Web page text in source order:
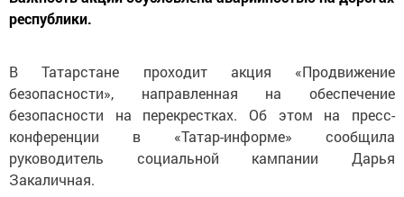
республики.
В Татарстане проходит акция «Продвижение
безопасности», направленная на обеспечение
безопасности на перекрестках. Об этом на пресс-
конференции в «Татар-информе» сообщила
руководитель социальной кампании Дарья
Закаличная.